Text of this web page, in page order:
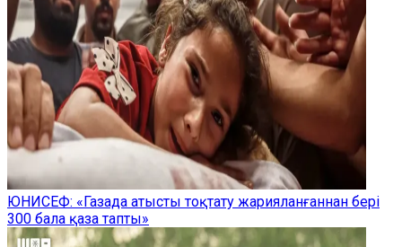
ЮНИСЕФ: «Газада атысты тоқтату жарияланғаннан бері
300 бала қаза тапты»